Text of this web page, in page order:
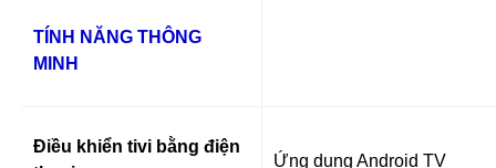
TÍNH NĂNG THÔNG
MINH
Điều khiển tivi bằng điện
Ứng dụng Android TV